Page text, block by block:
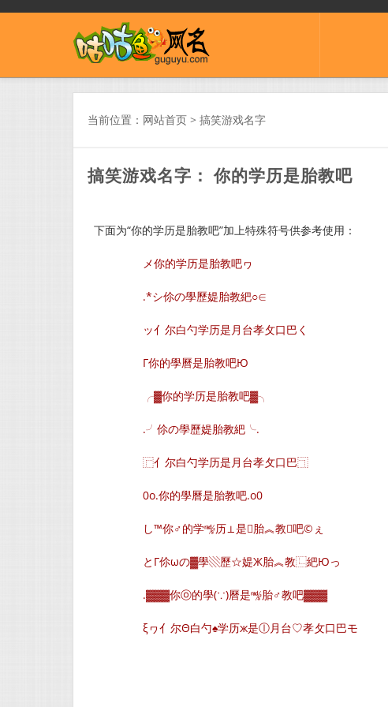
当前位置： 网站首页 > 搞笑游戏名字
搞笑游戏名字： 你的学历是胎教吧
下面为“你的学历是胎教吧”加上特殊符号供参考使用：
メ你的学历是胎教吧ヮ
.*シ伱の學歷媞胎教紦○∈
ッ亻尔白勺学历是月台孝攵口巴く
Г你的學曆是胎教吧Ю
╭▓你的学历是胎教吧▓╮
.╯伱の學歷媞胎教紦╰.
⿸亻尔白勺学历是月台孝攵口巴⿹
0o.你的學曆是胎教吧.o0
し™你♂的学㎯历⊥是胎︽教吧©ぇ
とГ伱ωの▓學▧歷☆媞Ж胎︽教⿺紦Юっ
.▓▓▓你ⓞ的學(∵)曆是㎯胎♂教吧▓▓▓
ξヮ亻尔Θ白勺♠学历ж是ⓛ月台♡孝攵口巴モ